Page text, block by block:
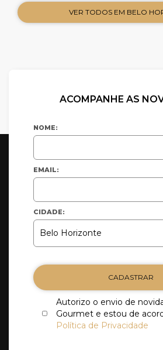
VER TODOS EM BELO
ACOMPANHE AS
NOME:
EMAIL:
CIDADE:
CADASTRAR
Autorizo o envio de
Gourmet e estou de
Política de Privacidade